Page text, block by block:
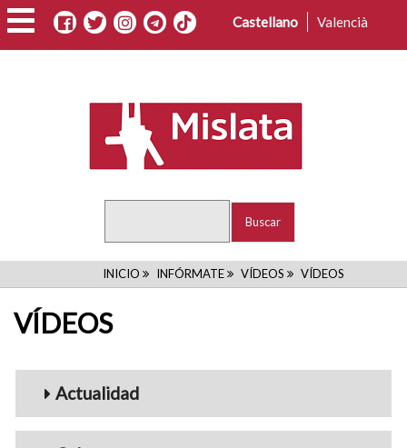
Pasar
al
contenido
Castellano Valencià
RUTA
INICIO INFÓRMATE VÍDEOS VÍDEOS
VÍDEOS
Menu_Videos
Actualidad